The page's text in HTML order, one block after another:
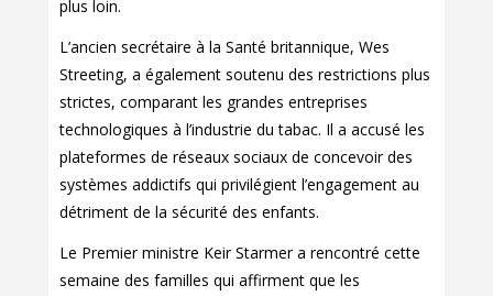
plus loin.
L’ancien secrétaire à la Santé britannique, Wes
Streeting, a également soutenu des restrictions plus
strictes, comparant les grandes entreprises
technologiques à l’industrie du tabac. Il a accusé les
plateformes de réseaux sociaux de concevoir des
systèmes addictifs qui privilégient l’engagement au
détriment de la sécurité des enfants.
Le Premier ministre Keir Starmer a rencontré cette
semaine des familles qui affirment que les